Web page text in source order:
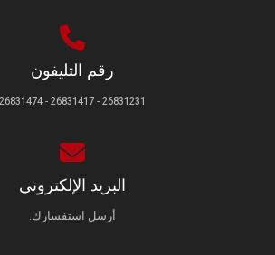
رقم التليفون
26831231 - 26831417 - 26831474
البريد الإلكتروني
أرسل استفسارك.